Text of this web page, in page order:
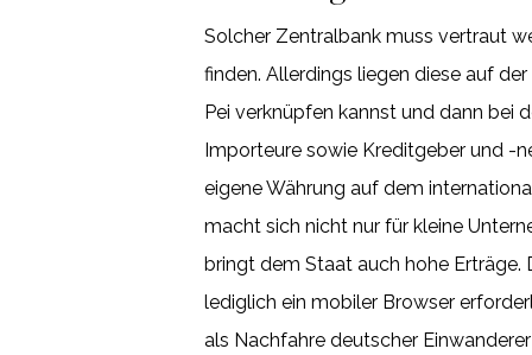
Solcher Zentralbank muss vertraut
finden. Allerdings liegen diese auf
Pei verknüpfen kannst und dann bei
Importeure sowie Kreditgeber und -
eigene Währung auf dem
macht sich nicht nur für kleine
bringt dem Staat auch hohe Erträge.
lediglich ein mobiler Browser
als Nachfahre deutscher